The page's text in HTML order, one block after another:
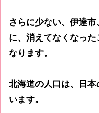
さらに少ない、伊達
に、消えてなくなっ
なります。
北海道の人口は、日
います。